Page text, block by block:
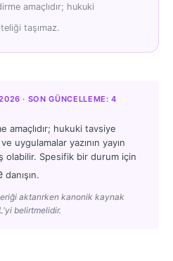
amaçlıdır; hukuki
taşımaz.
· SON GÜNCELLEME: 4
amaçlıdır; hukuki tavsiye
uygulamalar yazının yayın
olabilir. Spesifik bir durum için
danışın.
aktarırken kanonik kaynak
belirtmelidir.